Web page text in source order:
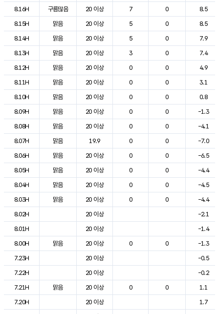
8.16H
구름많음 20 이상 7 0
8.5
8.15H
맑음 20 이상 5 0
8.5
8.14H
맑음 20 이상 5 0
7.9
8.13H
맑음 20 이상 3 0
7.4
8.12H
맑음 20 이상 0 0
4.9
8.11H
맑음 20 이상 0 0
3.1
8.10H
맑음 20 이상 0 0
0.8
8.09H
맑음 20 이상 0 0
-1.3
8.08H
맑음 20 이상 0 0
-4.1
8.07H
맑음 19.9 0 0
-7.0
8.06H
맑음 20 이상 0 0
-6.5
8.05H
맑음 20 이상 0 0
-4.4
8.04H
맑음 20 이상 0 0
-4.5
8.03H
맑음 20 이상 0 0
-4.4
8.02H
20 이상
-2.1
8.01H
20 이상
-1.4
8.00H
맑음 20 이상 0 0
-1.3
7.23H
20 이상
-0.5
7.22H
20 이상
-0.2
7.21H
맑음 20 이상 0 0
1.1
7.20H
20 이상
1.7